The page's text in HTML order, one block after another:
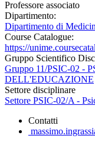
Professore associato
Dipartimento:
Dipartimento di
Course Catalogue:
https://
Gruppo Scientifico
Gruppo 11/PSIC-02 -
DELL'EDUCAZIONE
Settore disciplinare
Settore PSIC-02/A -
Contatti